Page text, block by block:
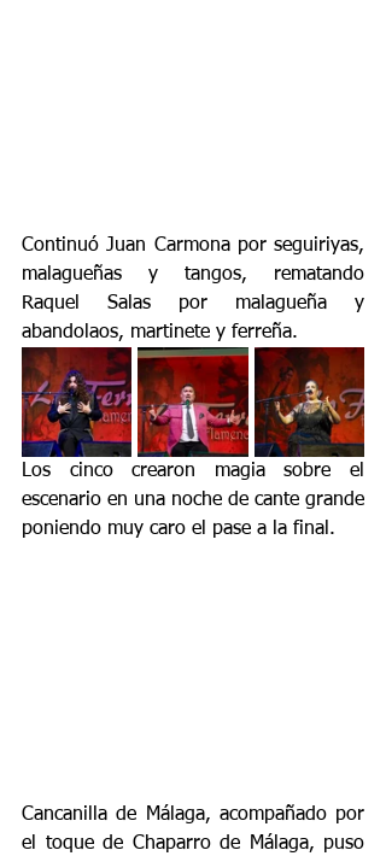
Continuó Juan Carmona por seguiriyas,
malagueñas y tangos, rematando
Raquel Salas por malagueña y
abandolaos, martinete y ferreña.
Los cinco crearon magia sobre el
escenario en una noche de cante grande
poniendo muy caro el pase a la final.
Cancanilla de Málaga, acompañado por
el toque de Chaparro de Málaga, puso